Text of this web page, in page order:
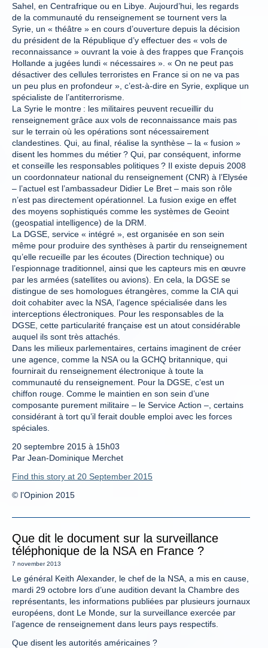
Sahel, en Centrafrique ou en Libye. Aujourd’hui, les regards
de la communauté du renseignement se tournent vers la
Syrie, un « théâtre » en cours d’ouverture depuis la décision
du président de la République d’y effectuer des « vols de
reconnaissance » ouvrant la voie à des frappes que François
Hollande a jugées lundi « nécessaires ». « On ne peut pas
désactiver des cellules terroristes en France si on ne va pas
un peu plus en profondeur », c’est-à-dire en Syrie, explique un
spécialiste de l’antiterrorisme.
La Syrie le montre : les militaires peuvent recueillir du
renseignement grâce aux vols de reconnaissance mais pas
sur le terrain où les opérations sont nécessairement
clandestines. Qui, au final, réalise la synthèse – la « fusion »
disent les hommes du métier ? Qui, par conséquent, informe
et conseille les responsables politiques ? Il existe depuis 2008
un coordonnateur national du renseignement (CNR) à l’Elysée
– l’actuel est l’ambassadeur Didier Le Bret – mais son rôle
n’est pas directement opérationnel. La fusion exige en effet
des moyens sophistiqués comme les systèmes de Geoint
(geospatial intelligence) de la DRM.
La DGSE, service « intégré », est organisée en son sein
même pour produire des synthèses à partir du renseignement
qu’elle recueille par les écoutes (Direction technique) ou
l’espionnage traditionnel, ainsi que les capteurs mis en œuvre
par les armées (satellites ou avions). En cela, la DGSE se
distingue de ses homologues étrangères, comme la CIA qui
doit cohabiter avec la NSA, l’agence spécialisée dans les
interceptions électroniques. Pour les responsables de la
DGSE, cette particularité française est un atout considérable
auquel ils sont très attachés.
Dans les milieux parlementaires, certains imaginent de créer
une agence, comme la NSA ou la GCHQ britannique, qui
fournirait du renseignement électronique à toute la
communauté du renseignement. Pour la DGSE, c’est un
chiffon rouge. Comme le maintien en son sein d’une
composante purement militaire – le Service Action –, certains
considérant à tort qu’il ferait double emploi avec les forces
spéciales.
20 septembre 2015 à 15h03
Par Jean-Dominique Merchet
Find this story at 20 September 2015
© l’Opinion 2015
Que dit le document sur la surveillance
téléphonique de la NSA en France ?
7 november 2013
Le général Keith Alexander, le chef de la NSA, a mis en cause,
mardi 29 octobre lors d’une audition devant la Chambre des
représentants, les informations publiées par plusieurs journaux
européens, dont Le Monde, sur la surveillance exercée par
l’agence de renseignement dans leurs pays respectifs.
Que disent les autorités américaines ?